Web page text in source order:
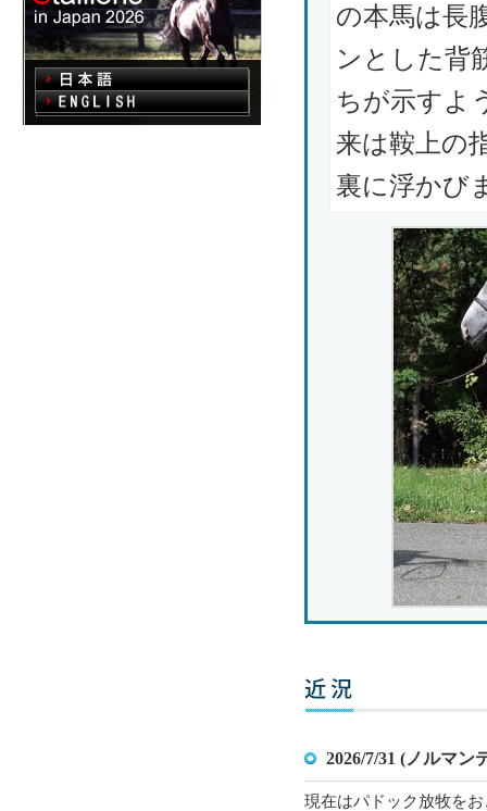
の本馬は長
ンとした背
ちが示すよ
来は鞍上の
裏に浮かび
2026/7/31 (ノルマン
現在はパドック放牧を